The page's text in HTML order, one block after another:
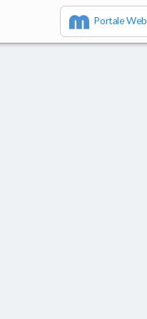
Portale Web